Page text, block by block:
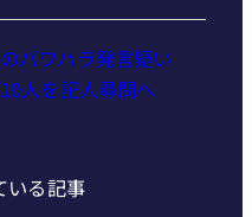
パワハラ発言疑い
人を証人尋問へ
いる記事